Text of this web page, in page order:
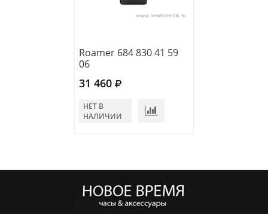
Roamer 684 830 41 59
06
31 460
НЕТ В
НАЛИЧИИ